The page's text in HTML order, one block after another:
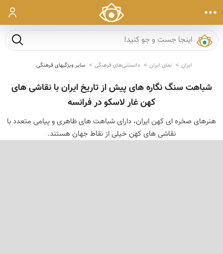
ورود
جست و
ایران نمای ایران دانستنی‌های فرهنگی سایر ویژگیهای فرهنگی
شباهت سنگ نگاره های پیش از تاریخ ایران با نقاشی های
کهن غار لاسکو در فرانسه
هنرهای صخره ای کهن ایران، دارای شباهت های ظاهری و پیامی متعدد با
نقاشی های کهن خیلی از نقاط جهان هستند.